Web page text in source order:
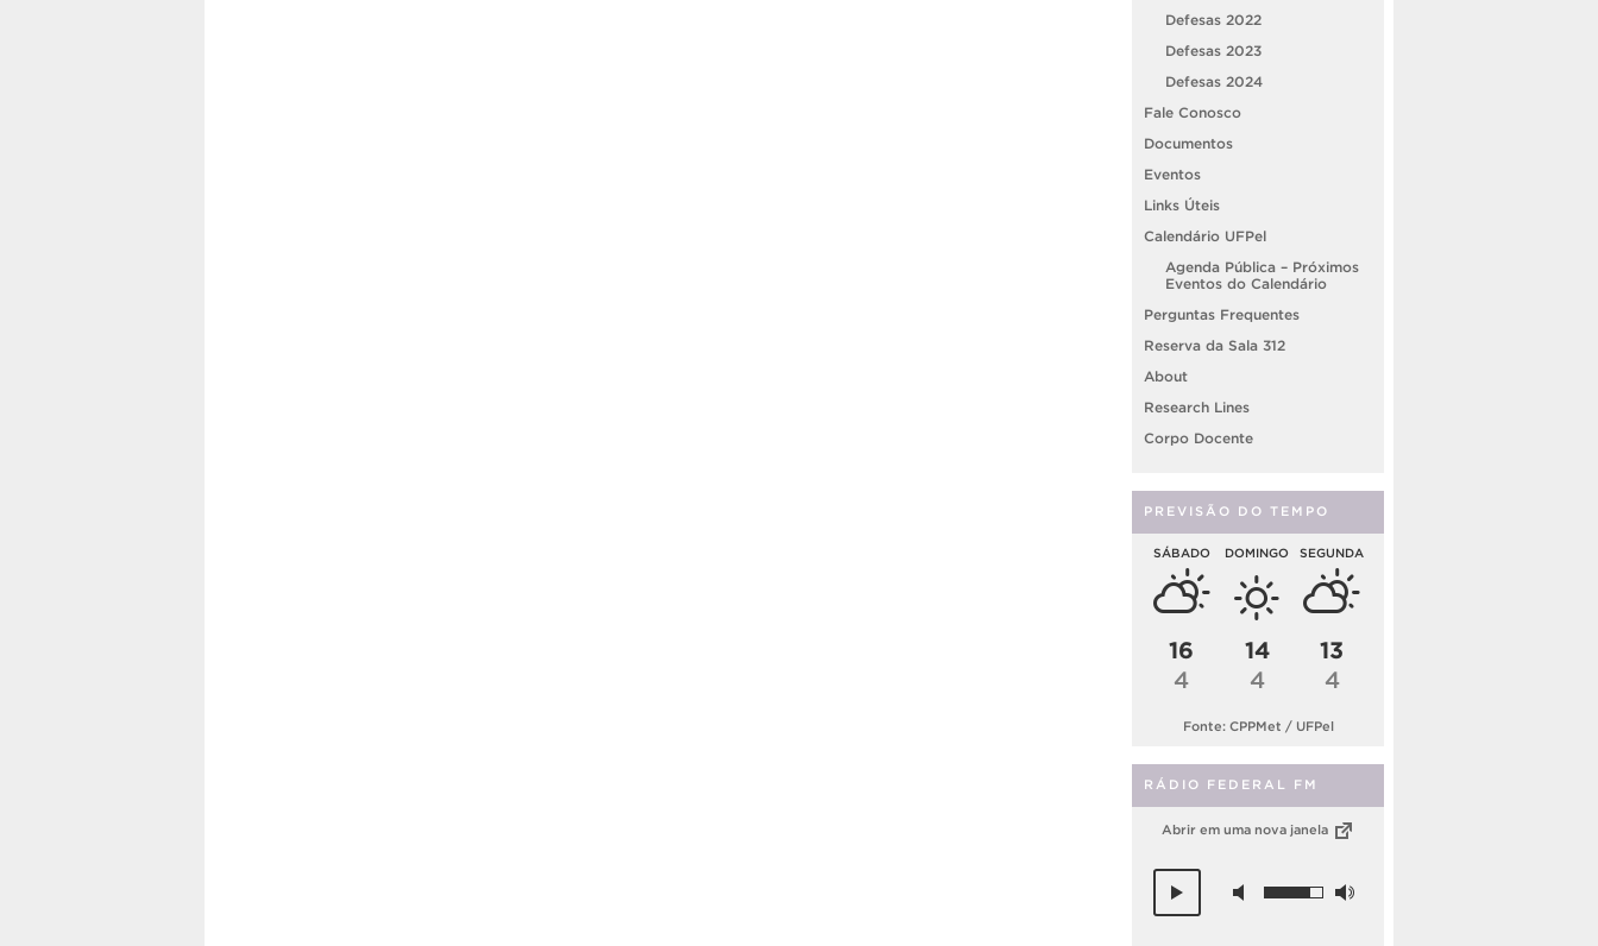
Defesas 2022
Defesas 2023
Defesas 2024
Fale Conosco
Documentos
Eventos
Links Úteis
Calendário UFPel
Agenda Pública – Próximos
Eventos do Calendário
Perguntas Frequentes
Reserva da Sala 312
About
Research Lines
Corpo Docente
PREVISÃO DO TEMPO
SÁBADO
16
4
DOMINGO
14
4
SEGUNDA
13
4
Fonte: CPPMet / UFPel
RÁDIO FEDERAL FM
Abrir em uma nova janela